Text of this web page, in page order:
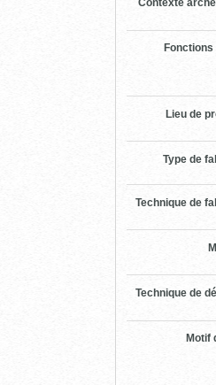
Contexte
Lieu de
Type de
Technique de
Technique de
Motif